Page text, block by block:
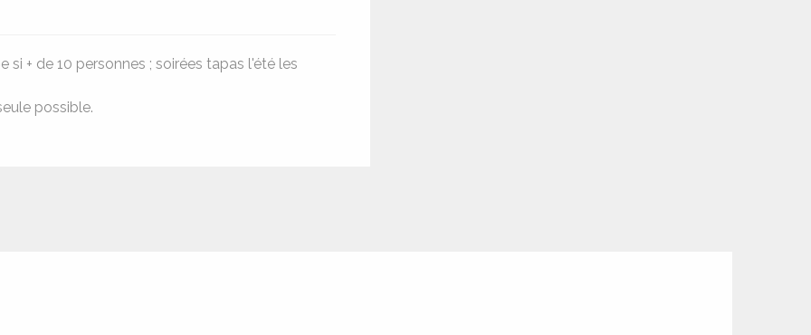
si + de 10 personnes ; soirées tapas l'été les
possible.